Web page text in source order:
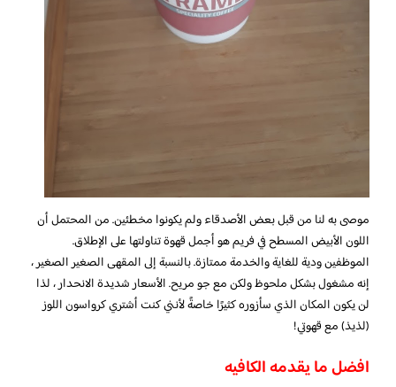
موصى به لنا من قبل بعض الأصدقاء ولم يكونوا مخطئين. من المحتمل أن
اللون الأبيض المسطح في فريم هو أجمل قهوة تناولتها على الإطلاق.
الموظفين ودية للغاية والخدمة ممتازة. بالنسبة إلى المقهى الصغير الصغير ،
إنه مشغول بشكل ملحوظ ولكن مع جو مريح. الأسعار شديدة الانحدار ، لذا
لن يكون المكان الذي سأزوره كثيرًا خاصةً لأنني كنت أشتري كرواسون اللوز
(لذيذ) مع قهوتي!
افضل ما يقدمه الكافيه